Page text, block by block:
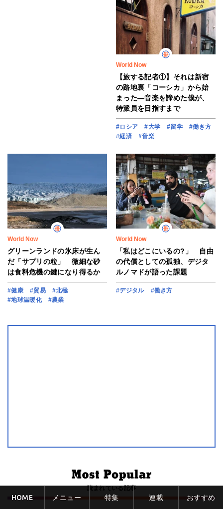
World Now
【旅する記者①】それは新宿
の路地裏「コーシカ」から始
まった―音楽を諦めた僕が、
特派員を目指すまで
#ロシア #大学 #留学
#働き方
#経済
#音楽
World Now
グリーンランドの氷床が生ん
だ「サプリの粒」 微細な砂
は食料危機の鍵になり得るか
#健康 #貿易
#北極
#地球温暖化
#農業
World Now
「私はどこにいるの?」 自由
の代償としての孤独、デジタ
ルノマドが語った課題
#デジタル #働き方
読まれている記事
HOME メニュー 特集 連載 おすすめ